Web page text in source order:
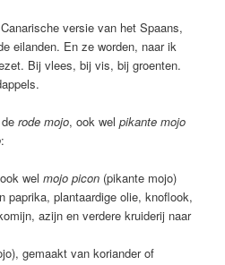
versie van het Spaans,
eilanden. En ze worden, naar ik
Bij vlees, bij vis, bij groenten.
derode mojo, ook welpikante mojo
:
wel mojo picon(pikante mojo)
paprika, plantaardige olie, knoflook,
azijn en verdere kruiderij naar
gemaakt van koriander of